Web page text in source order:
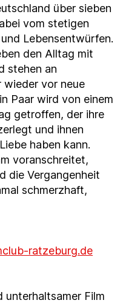
über sieben
vom stetigen
Lebensentwürfen.
den Alltag mit
stehen an
wieder vor neue
Paar wird von einem
getroffen, der ihre
und ihnen
haben kann.
voranschreitet,
die Vergangenheit
schmerzhaft,
ratzeburg.de
unterhaltsamer Film